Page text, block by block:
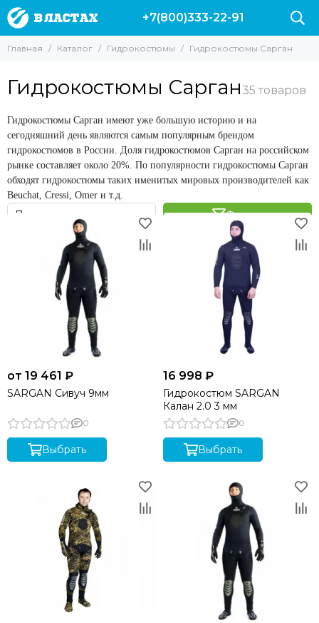
Гидрокостюмы
Гидрокостюмы 5 мм
Гидрокостюмы 9 мм
Гидрокостюмы 10 мм
Гидрокостюмы Марлин
Гидрокостюмы Salvimar
Гидрокостюмы Сарган
Гидрокостюмы Сарган
Гидрокостюмы Сарган Неман
Гидрокостюмы Сарган Сивуч
Гидрокостюмы Сарган 3 мм
Гидрокостюмы Сарган 5 мм
Гидрокостюмы Сарган 7 мм
Гидрокостюмы Сарган 9 мм
Гидрокостюмы Аквадискавери
Гидрокостюм Epsealon
Гидрокостюм Скорпена
Аксессуары для гидрокостюмов
Разгрузочные жилеты для подводной охоты
Гидрокостюмы Cressi
Поддевки | Майки | Шорты
Гидрокостюмы для плавания в холодной воде
Гидрокостюмы Beuchat
Гидрокостюмы AquaTeam
Гидрокостюмы Hydra
+7(800)333-22-91
Главная Каталог Гидрокостюмы Гидрокостюмы Сарган
Гидрокостюмы Сарган
Гидрокостюмы Сарган имеют уже большую историю и на
сегодняшний день являются самым популярным брендом
гидрокостюмов в России. Доля гидрокостюмов Сарган на российском
рынке составляет около 20%. По популярности гидрокостюмы Сарган
обходят гидрокостюмы таких именитых мировых производителей как
Beuchat, Cressi, Omer и т.д.
Фильтр
от 19 461 ₽
SARGAN Сивуч 9мм
0
Выбрать
16 998 ₽
Гидрокостюм SARGAN
Калан 2.0 3 мм
0
Выбрать